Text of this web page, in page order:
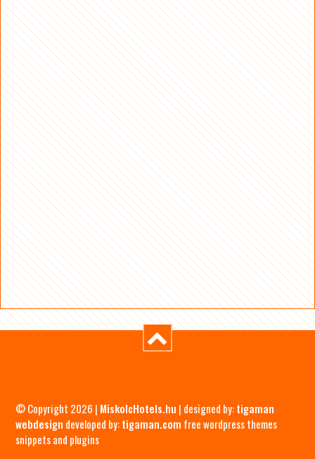
© Copyright 2026 | MiskolcHotels.hu | designed by:tigaman
webdesign developed by:tigaman.com free wordpress themes
snippets and plugins